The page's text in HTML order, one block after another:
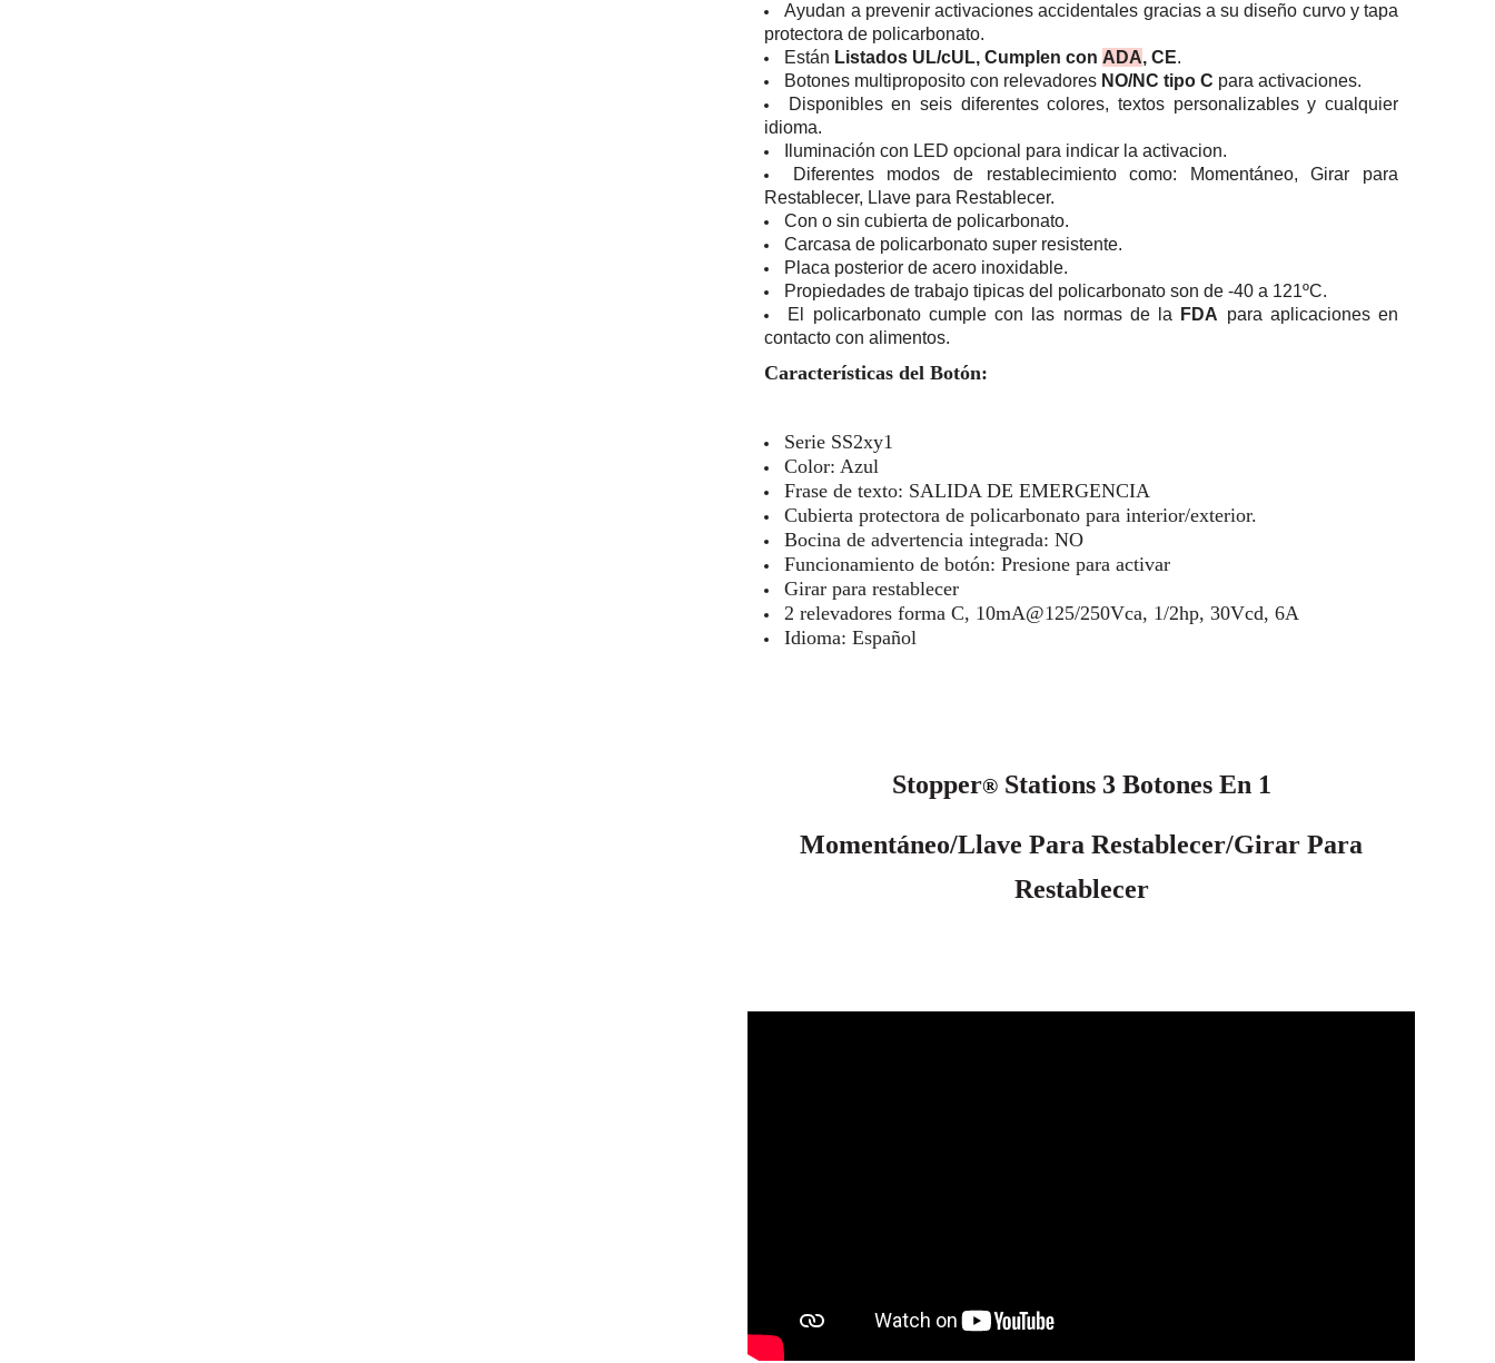
Ayudan a prevenir activaciones accidentales gracias a su diseño curvo y tapa
protectora de policarbonato.
Están Listados UL/cUL, Cumplen con ADA, CE.
Botones multiproposito con relevadores NO/NC tipo C para activaciones.
Disponibles en seis diferentes colores, textos personalizables y cualquier
idioma.
Iluminación con LED opcional para indicar la activacion.
Diferentes modos de restablecimiento como: Momentáneo, Girar para
Restablecer, Llave para Restablecer.
Con o sin cubierta de policarbonato.
Carcasa de policarbonato super resistente.
Placa posterior de acero inoxidable.
Propiedades de trabajo tipicas del policarbonato son de -40 a 121ºC.
El policarbonato cumple con las normas de la FDA para aplicaciones en
contacto con alimentos.
Características del Botón:
Serie SS2xy1
Color: Azul
Frase de texto: SALIDA DE EMERGENCIA
Cubierta protectora de policarbonato para interior/exterior.
Bocina de advertencia integrada: NO
Funcionamiento de botón: Presione para activar
Girar para restablecer
2 relevadores forma C, 10mA@125/250Vca, 1/2hp, 30Vcd, 6A
Idioma: Español
Stopper®Stations 3 Botones En 1
Momentáneo/Llave Para Restablecer/Girar Para
Restablecer